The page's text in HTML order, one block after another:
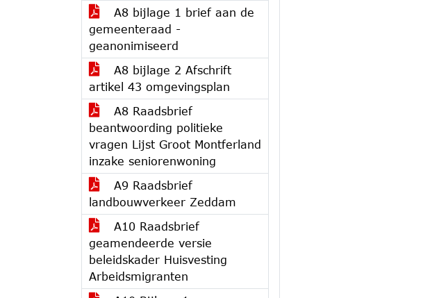
A8 bijlage 1 brief aan de
gemeenteraad -
geanonimiseerd
A8 bijlage 2 Afschrift
artikel 43 omgevingsplan
A8 Raadsbrief
beantwoording politieke
vragen Lijst Groot Montferland
inzake seniorenwoning
A9 Raadsbrief
landbouwverkeer Zeddam
A10 Raadsbrief
geamendeerde versie
beleidskader Huisvesting
Arbeidsmigranten